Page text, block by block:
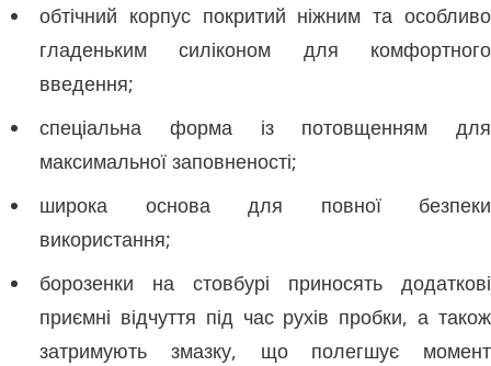
обтічний корпус покритий ніжним та особливо
гладеньким силіконом для комфортного
введення;
спеціальна форма із потовщенням для
максимальної заповненості;
широка основа для повної безпеки
використання;
борозенки на стовбурі приносять додаткові
приємні відчуття під час рухів пробки, а також
затримують змазку, що полегшує момент